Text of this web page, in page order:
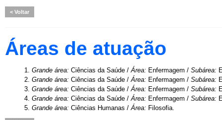
Voltar
Áreas de atuação
1. Grande área: Ciências da Saúde /Área: Enfermagem / Subárea:
2. Grande área: Ciências da Saúde /Área: Enfermagem / Subárea:
3. Grande área: Ciências da Saúde /Área: Enfermagem / Subárea:
4. Grande área: Ciências da Saúde /Área: Enfermagem / Subárea:
5. Grande área: Ciências Humanas /Área: Filosofia.